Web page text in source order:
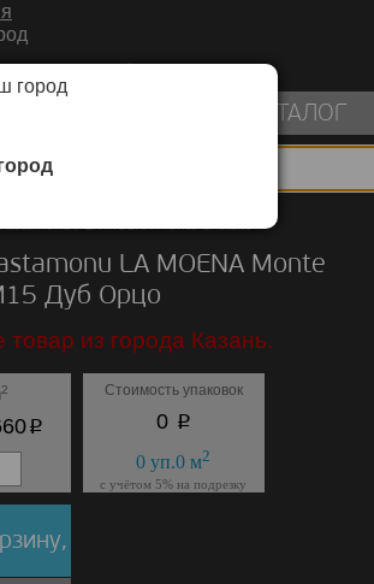
город
ПОКРЫТИЙ
КАТАЛОГ
Kastamonu/LA MOENA Monte Cristallo
LA MOENA Monte
Дуб Орцо
из города Казань.
2
p
Стоимость упаковок
0 p
0 уп.0 м2
с учётом 5% на подрезку